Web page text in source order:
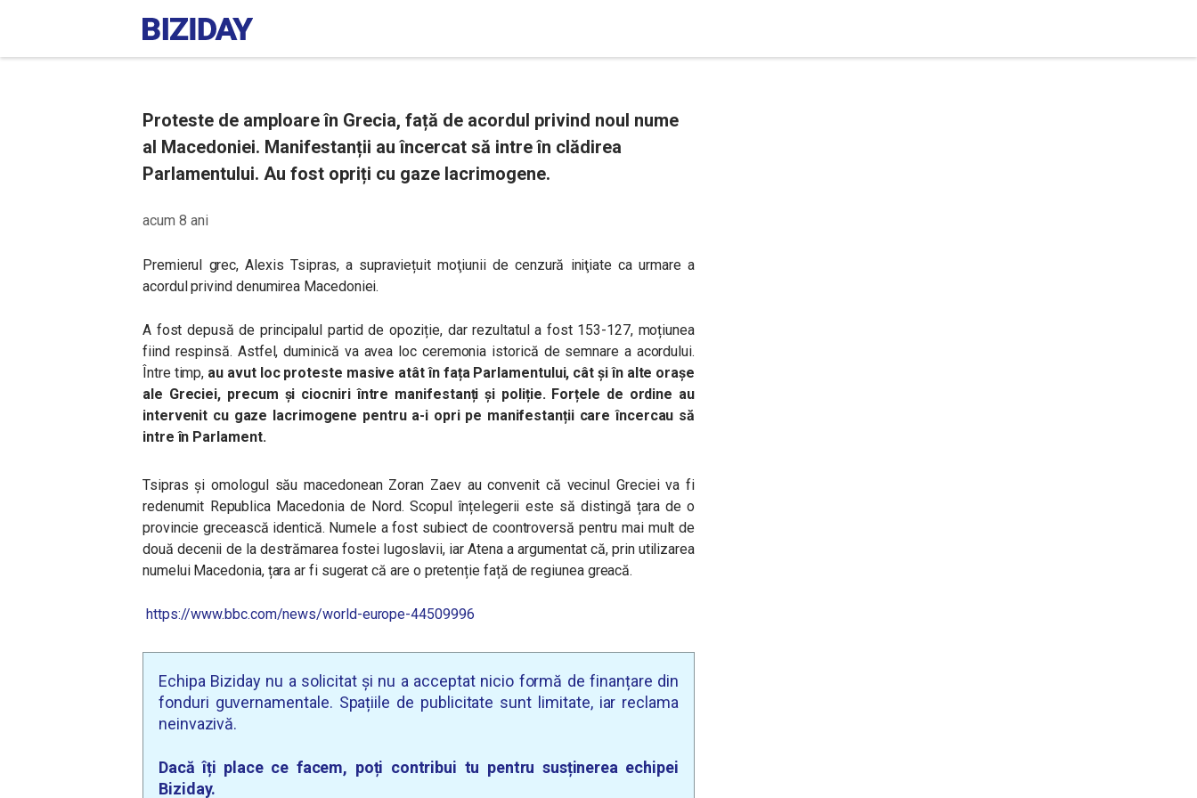
Proteste de amploare în Grecia, față de acordul privind noul nume
al Macedoniei. Manifestanții au încercat să intre în clădirea
Parlamentului. Au fost opriți cu gaze lacrimogene.
acum 8 ani
Premierul grec, Alexis Tsipras, a supraviețuitmoţiunii de cenzură iniţiate ca urmare a
acordul privind denumirea Macedoniei.
A fost depusă de principalul partid de opoziție, dar rezultatul a fost 153-127, moțiunea
fiind respinsă. Astfel, duminică va avea loc ceremonia istorică de semnare a acordului.
Între timp, au avut loc proteste masive atât în fața Parlamentului, cât și în alte orașe
ale Greciei, precum și ciocniri între manifestanți și poliție. Forțele de ordine au
intervenit cu gaze lacrimogene pentru a-i opri pe manifestanții care încercau să
intre în Parlament.
Tsipras și omologul său macedonean Zoran Zaev au convenit că vecinul Greciei va fi
redenumit Republica Macedonia de Nord. Scopul înțelegerii este să distingă țara de o
provincie grecească identică. Numele a fost subiect de coontroversă pentru mai mult de
două decenii de la destrămarea fostei Iugoslavii, iar Atena a argumentat că, prin utilizarea
numelui Macedonia, țara ar fi sugerat că are o pretenție față de regiunea greacă.
https://www.bbc.com/news/world-europe-44509996
Echipa Biziday nu a solicitat și nu a acceptat nicio formă de finanțare din
fonduri guvernamentale. Spațiile de publicitate sunt limitate, iar reclama
neinvazivă.
Dacă îți place ce facem, poți contribui tu pentru susținerea echipei
Biziday.